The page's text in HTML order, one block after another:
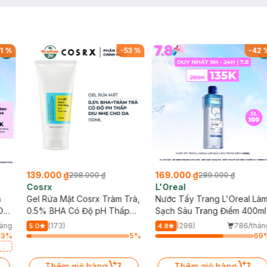
%
%
-53%
139.000 ₫298.000 ₫
Cosrx
Gel Rửa Mặt Cosrx Tràm Trà,
0.5% BHA Có Độ pH Thấp
150ml
5.0
(173)
5%
-42
169.000 ₫289.000 ₫
L'Oreal
Nước Tẩy Trang L'Oreal
Sạch Sâu Trang Điểm 400ml
4.8 (298)
786/
69